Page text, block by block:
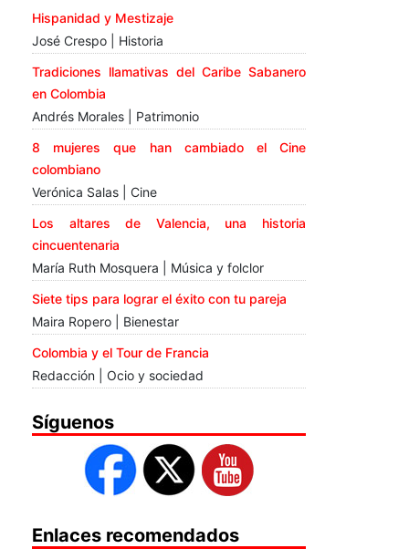
Hispanidad y Mestizaje
José Crespo | Historia
Tradiciones llamativas del Caribe Sabanero
en Colombia
Andrés Morales | Patrimonio
8 mujeres que han cambiado el Cine
colombiano
Verónica Salas | Cine
Los altares de Valencia, una historia
cincuentenaria
María Ruth Mosquera | Música y folclor
Siete tips para lograr el éxito con tu pareja
Maira Ropero | Bienestar
Colombia y el Tour de Francia
Redacción | Ocio y sociedad
Síguenos
Enlaces recomendados